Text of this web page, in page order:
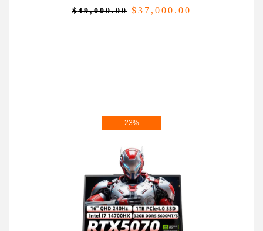
$49,000.00 $37,000.00
23%